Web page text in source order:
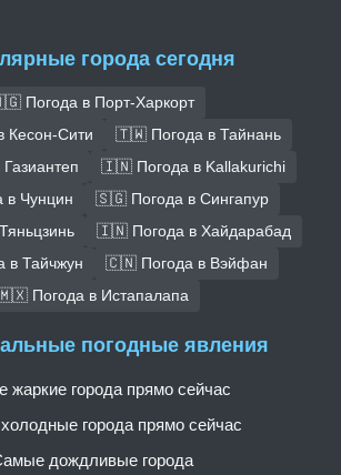
города сегодня
Погода в Порт-Харкорт
Сити
🇹🇼 Погода в Тайнань
🇮🇳 Погода в Kallakurichi
Чунцин
🇸🇬 Погода в Сингапур
🇮🇳 Погода в Хайдарабад
Тайчжун
🇨🇳 Погода в Вэйфан
Погода в Истапалапа
погодные явления
жаркие города прямо сейчас
города прямо сейчас
дождливые города